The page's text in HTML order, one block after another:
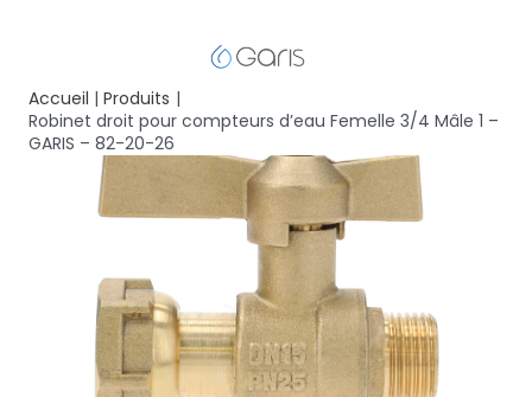
Accueil
Produits
Robinet droit pour compteurs d’eau Femelle 3/4 Mâle 1 –
GARIS – 82-20-26